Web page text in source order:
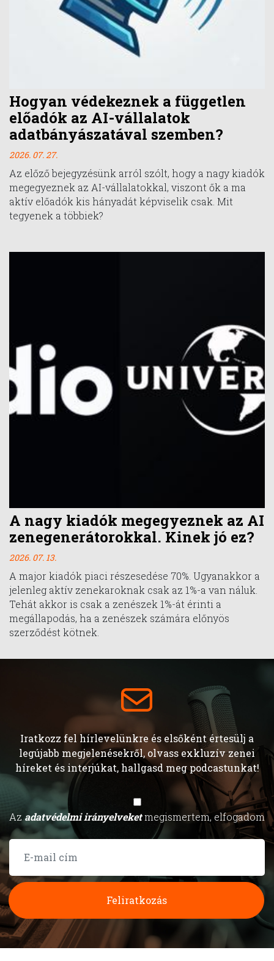
Hogyan védekeznek a független
előadók az AI-vállalatok
adatbányászatával szemben?
2026. 07. 27.
Az előző bejegyzésünk arról szólt, hogy a nagy kiadók
megegyeznek az AI-vállalatokkal, viszont ők a ma
aktív előadók kis hányadát képviselik csak. Mit
tegyenek a többiek?
A nagy kiadók megegyeznek az AI
zenegenerátorokkal. Kinek jó ez?
2026. 07. 13.
A major kiadók piaci részesedése 70%. Ugyanakkor a
jelenleg aktív zenekaroknak csak az 1%-a van náluk.
Tehát akkor is csak a zenészek 1%-át érinti a
megállapodás, ha a zenészek számára előnyös
szerződést kötnek.
Iratkozz fel hírlevelünkre és elsőként értesülj a
legújabb megjelenésekről, olvass exkluzív zenei
híreket és interjúkat, hallgasd meg podcastunkat!
Azadatvédelmi irányelveketmegismertem, elfogadom
Feliratkozás